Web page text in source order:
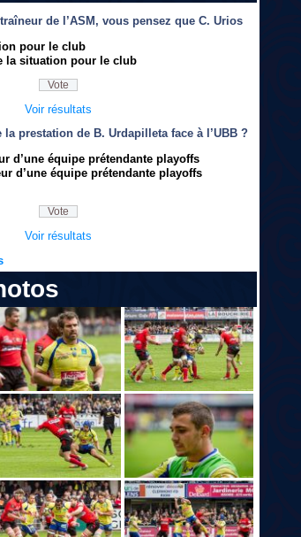
de l’ASM, vous pensez que C. Urios
pour le club
la situation pour le club
Voir résultats
la prestation de B. Urdapilleta face à l’UBB ?
d’une équipe prétendante playoffs
d’une équipe prétendante playoffs
Voir résultats